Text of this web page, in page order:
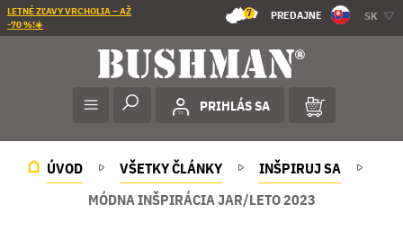
LETNÉ ZĽAVY VRCHOLIA – AŽ
-70 %!☀️
7 PREDAJNE SK
PRIHLÁS SA
ÚVOD VŠETKY ČLÁNKY
INŠPIRUJ SA
MÓDNA INŠPIRÁCIA JAR/LETO 2023